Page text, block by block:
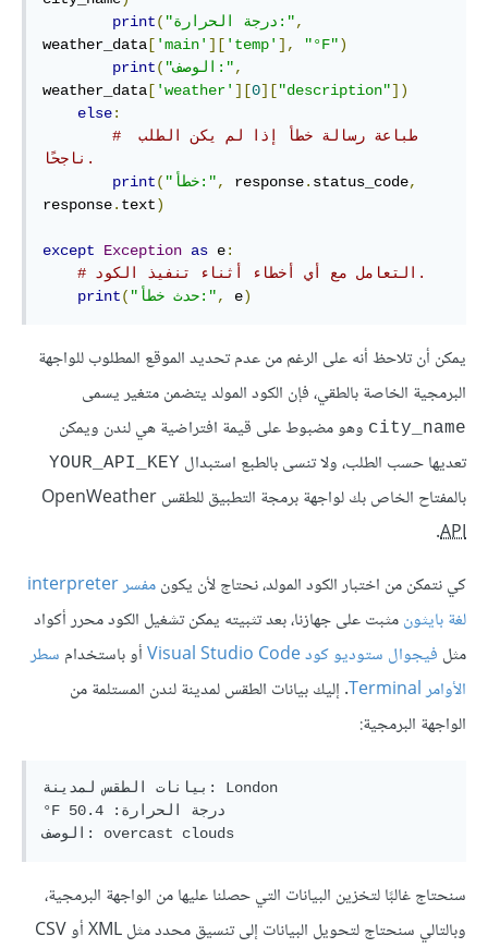
print( "درجة الحرارة:",
weather_data [ 'main' ][ 'temp' ], "°F")
print( "الوصف:",
weather_data [ 'weather' ][0]["description"])
else:
# طباعة رسالة خطأ إذا لم يكن الطلب
ناجحًا.
print( "خطأ:", response. status_code,
response. text)
except Exception as e:
# التعامل مع أي أخطاء أثناء تنفيذ الكود.
print( "حدث خطأ:", e)
يمكن أن تلاحظ أنه على الرغم من عدم تحديد الموقع المطلوب للواجهة
البرمجية الخاصة بالطقي، فإن الكود المولد يتضمن متغير يسمى
city_name وهو مضبوط على قيمة افتراضية هي لندن ويمكن
تعديها حسب الطلب، ولا تنسى بالطبع استبدال YOUR_API_KEY
بالمفتاح الخاص بك لواجهة برمجة التطبيق للطقس OpenWeather
API
.
كي نتمكن من اختبار الكود المولد، نحتاج لأن يكون
مفسر interpreter
لغة بايثونمثبت على جهازنا، بعد تثبيته يمكن تشغيل الكود محرر أكواد
مثل فيجوال ستوديو كود Visual Studio Code أو باستخدام سطر
الأوامر Terminal
. إليك بيانات الطقس لمدينة لندن المستلمة من
الواجهة البرمجية:
بيانات الطقس لمدينة: London
°F درجة الحرارة: 50.4
سنحتاج غالبًا لتخزين البيانات التي حصلنا عليها من الواجهة البرمجية،
وبالتالي سنحتاج لتحويل البيانات إلى تنسيق محدد مثل XML أو CSV